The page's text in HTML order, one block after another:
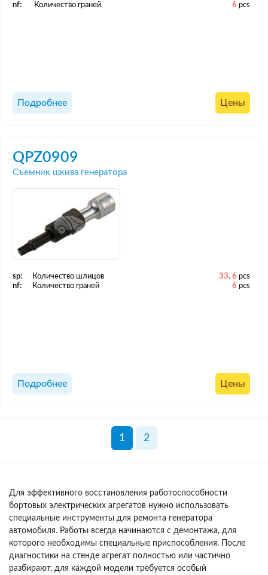
nf:
Количество граней 6 pcs
Подробнее Цены
QPZ0909
Съемник шкива генератора
sp: Количество шлицов 33, 6 pcs
nf:
Количество граней 6 pcs
Подробнее Цены
1 2
Для эффективного восстановления работоспособности
бортовых электрических агрегатов нужно использовать
специальные инструменты для ремонта генератора
автомобиля. Работы всегда начинаются с демонтажа, для
которого необходимы специальные приспособления. После
диагностики на стенде агрегат полностью или частично
разбирают, для каждой модели требуется особый